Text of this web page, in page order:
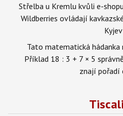
Střelba u Kremlu kvůli e-
Wildberries ovládají
Kyjev
Tato matematická
Příklad 18 : 3 + 7 × 5
znají pořadí